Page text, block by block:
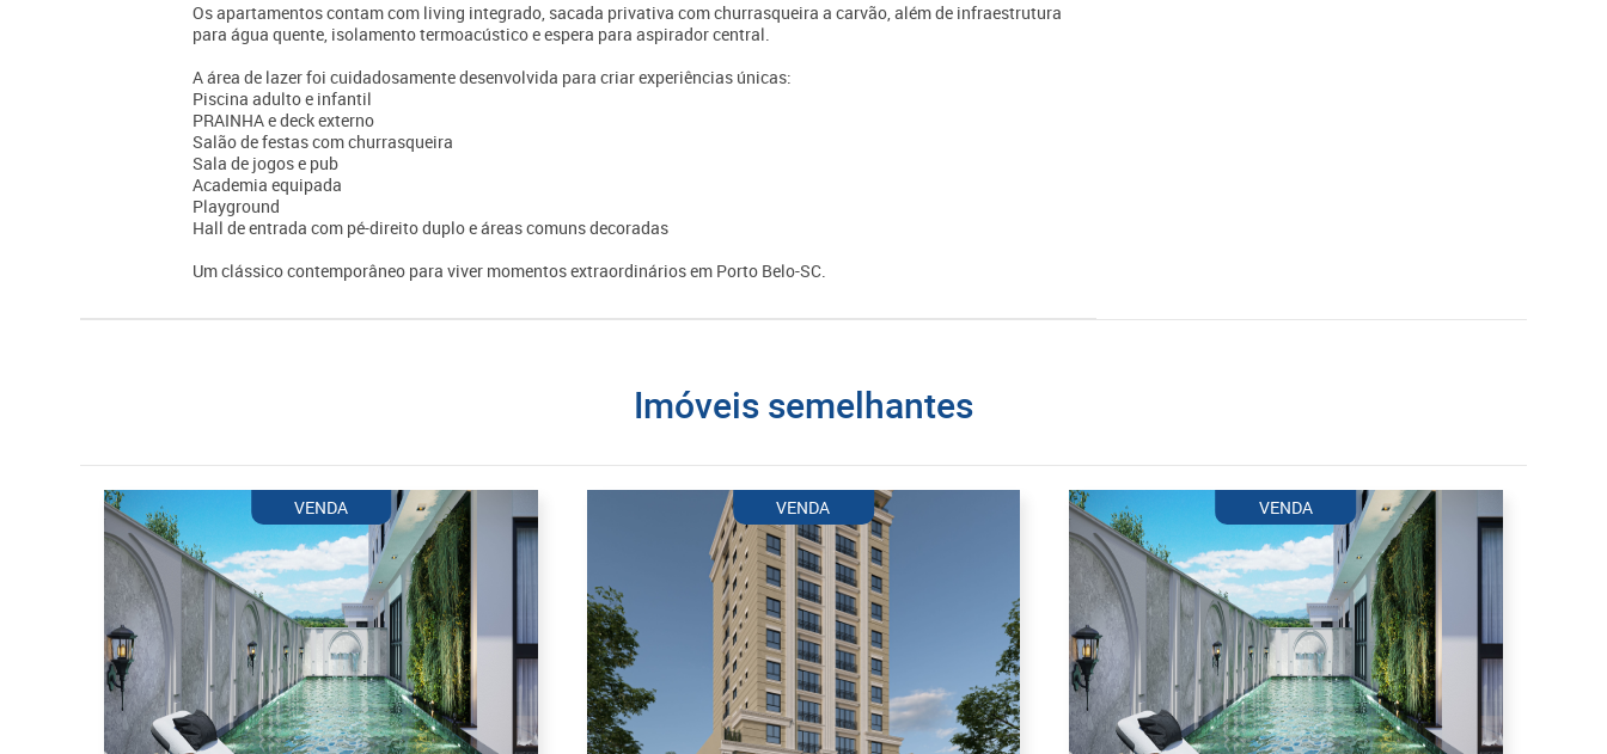
Os apartamentos contam com living integrado, sacada privativa com churrasqueira a carvão, além de infraestrutura
para água quente, isolamento termoacústico e espera para aspirador central.
A área de lazer foi cuidadosamente desenvolvida para criar experiências únicas:
Piscina adulto e infantil
PRAINHA e deck externo
Salão de festas com churrasqueira
Sala de jogos e pub
Academia equipada
Playground
Hall de entrada com pé-direito duplo e áreas comuns decoradas
Um clássico contemporâneo para viver momentos extraordinários em Porto Belo-SC.
imóveis semelhantes
VENDA VENDA VENDA